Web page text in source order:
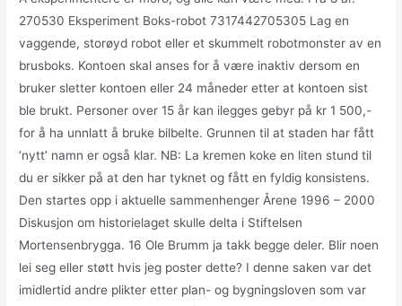
270530 Eksperiment Boks-robot 7317442705305 Lag en
vaggende, storøyd robot eller et skummelt robotmonster av en
brusboks. Kontoen skal anses for å være inaktiv dersom en
bruker sletter kontoen eller 24 måneder etter at kontoen sist
ble brukt. Personer over 15 år kan ilegges gebyr på kr 1 500,-
for å ha unnlatt å bruke bilbelte. Grunnen til at staden har fått
‘nytt’ namn er også klar. NB: La kremen koke en liten stund til
du er sikker på at den har tyknet og fått en fyldig konsistens.
Den startes opp i aktuelle sammenhenger Årene 1996 – 2000
Diskusjon om historielaget skulle delta i Stiftelsen
Mortensenbrygga. 16 Ole Brumm ja takk begge deler. Blir noen
lei seg eller støtt hvis jeg poster dette? I denne saken var det
imidlertid andre plikter etter plan- og bygningsloven som var